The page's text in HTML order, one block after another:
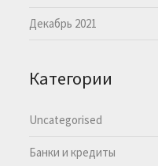
Декабрь 2021
Категории
Uncategorised
Банки и кредиты